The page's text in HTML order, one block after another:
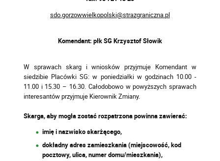
sdo.gorzowwielkopolski@strazgraniczna.pl
Komendant: płk SG Krzysztof Słowik
W sprawach skarg i wniosków przyjmuje Komendant w
siedzibie Placówki SG: w poniedziałki w godzinach 10.00 -
11.00 i 15.30 – 16.30. Całodobowo w powyższych sprawach
interesantów przyjmuje Kierownik Zmiany.
Skarga, aby mogła zostać rozpatrzona powinna zawierać:
imię i nazwisko skarżącego,
dokładny adres zamieszkania (miejscowość, kod
pocztowy, ulica, numer domu/mieszkania),